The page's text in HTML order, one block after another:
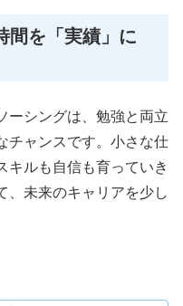
間を「実績」に
ーシングは、勉強と両立
チャンスです。小さな仕
キルも自信も育っていき
、未来のキャリアを少し